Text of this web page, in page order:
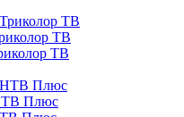
ТВ
ТВ
ТВ
НТВ Плюс
Плюс